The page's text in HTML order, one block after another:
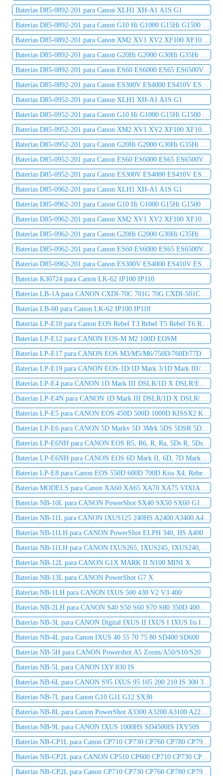
Baterías D85-0892-201 para Canon XLH1 XH-A1 A1S G1
Baterías D85-0892-201 para Canon G10 Hi G1000 G15Hi G1500 G20Hi G2000 G30Hi G35Hi G45Hi
Baterías D85-0892-201 para Canon XM2 XV1 XV2 XF100 XF105 XF300 XF305 C2 DM-MV1 DM-MV10
Baterías D85-0892-201 para Canon G20Hi G2000 G30Hi G35Hi G45Hi MV1 MV10 MV10i MV20 MV20i
Baterías D85-0892-201 para Canon ES60 ES6000 ES65 ES6500V ES7000es ES7000V ES75 ES8000V
Baterías D85-0892-201 para Canon ES300V ES4000 ES410V ES420V ES50 ES5000 ES520A ES55
Baterías D85-0952-201 para Canon XLH1 XH-A1 A1S G1
Baterías D85-0952-201 para Canon G10 Hi G1000 G15Hi G1500 G20Hi G2000 G30Hi G35Hi G45Hi
Baterías D85-0952-201 para Canon XM2 XV1 XV2 XF100 XF105 XF300 XF305 C2 DM-MV1 DM-MV10
Baterías D85-0952-201 para Canon G20Hi G2000 G30Hi G35Hi G45Hi MV1 MV10 MV10i MV20 MV20i
Baterías D85-0952-201 para Canon ES60 ES6000 ES65 ES6500V ES7000es ES7000V ES75 ES8000V
Baterías D85-0952-201 para Canon ES300V ES4000 ES410V ES420V ES50 ES5000 ES520A ES55
Baterías D85-0962-201 para Canon XLH1 XH-A1 A1S G1
Baterías D85-0962-201 para Canon G10 Hi G1000 G15Hi G1500 G20Hi G2000 G30Hi G35Hi G45Hi
Baterías D85-0962-201 para Canon XM2 XV1 XV2 XF100 XF105 XF300 XF305 C2 DM-MV1 DM-MV10
Baterías D85-0962-201 para Canon G20Hi G2000 G30Hi G35Hi G45Hi MV1 MV10 MV10i MV20 MV20i
Baterías D85-0962-201 para Canon ES60 ES6000 ES65 ES6500V ES7000es ES7000V ES75 ES8000V
Baterías D85-0962-201 para Canon ES300V ES4000 ES410V ES420V ES50 ES5000 ES520A ES55
Baterías K30724 para Canon LK-62 IP100 IP110
Baterías LB-1A para CANON CXDI-70C 701G 70G CXDI-501C X DR
Baterías LB-60 para Canon LK-62 IP100 IP110
Baterías LP-E10 para Canon EOS Rebel T3 Rebel T5 Rebel T6 Rebel T7
Baterías LP-E12 para CANON EOS-M M2 100D EOSM
Baterías LP-E17 para CANON EOS M3/M5/M6/750D/760D/77D
Baterías LP-E19 para CANON EOS-1D/1D Mark 3/1D Mark III/1D Mark IV/1D X EOS-1Ds Mark 3/1Ds Mark III/X Mark II
Baterías LP-E4 para CANON 1D Mark III DSLR/1D X DSLR/EOS-1D X
Baterías LP-E4N para CANON 1D Mark III DSLR/1D X DSLR/EOS-1D X
Baterías LP-E5 para CANON EOS 450D 500D 1000D KISSX2 KISSX3
Baterías LP-E6 para CANON 5D Markv 5D 3Mrk 5DS 5DSR 5D2Mark 6D2 6D 60D 70D 7D2 80D R5C R5 D2 5D3
Baterías LP-E6NH para CANON EOS R5, R6, R, Ra, 5Ds R, 5Ds, 5D Mark IV, 5D Mark III, 5D Mark II
Baterías LP-E6NH para CANON EOS 6D Mark II, 6D, 7D Mark II, 7D, 90D, 80D, 70D, 60Da, 60D
Baterías LP-E8 para Canon EOS 550D 600D 700D Kiss X4, Rebel T3i,T2i
Baterías MODELS para Canon XA60 XA65 XA70 XA75 VIXIA HF G70
Baterías NB-10L para CANON PowerShot SX40 SX50 SX60 G1X G15 G16
Baterías NB-11L para CANON IXUS125 240HS A2400 A3400 A4000
Baterías NB-11LH para CANON PowerShot ELPH 340, HS A4000, A3500, A3400, A2600
Baterías NB-11LH para CANON IXUS265, IXUS245, IXUS240, IXUS230, IXUS155, IXUS150, IXUS145
Baterías NB-12L para CANON G1X MARK II N100 MINI X
Baterías NB-13L para CANON PowerShot G7 X
Baterías NB-1LH para CANON IXUS 500 430 V2 V3 400
Baterías NB-2LH para CANON S40 S50 S60 S70 S80 350D 400D G7 G9
Baterías NB-3L para CANON Digital IXUS II IXUS I IXUS Iis IXUS 750
Baterías NB-4L para Canon IXUS 40 55 70 75 80 SD400 SD600
Baterías NB-5H para CANON Powershot A5 Zoom/A50/S10/S20
Baterías NB-5L para CANON IXY 830 IS
Baterías NB-6L para CANON S95 IXUS 95 105 200 210 IS 300 310 SX240HS
Baterías NB-7L para Canon G10 G11 G12 SX30
Baterías NB-8L para Canon PowerShot A3300 A3200 A3100 A2200 A1200 CB-2LA
Baterías NB-9L para CANON IXUS 1000HS SD4500IS IXY50S
Baterías NB-CP1L para Canon CP710 CP730 CP760 CP780 CP790 CP800
Baterías NB-CP2L para CANON CP510 CP600 CP710 CP730 CP760 CP780 CP800 CP900 CP910 CP1200 CP1300 Printer
Baterías NB-CP2L para Canon CP710 CP730 CP760 CP780 CP790 CP800